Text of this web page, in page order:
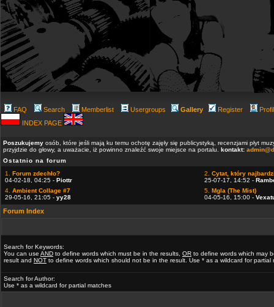
FAQ Search Memberlist Usergroups Gallery Register
INDEX PAGE
Poszukujemy osób, które jeśli mają ku temu ochotę zajęły się publicystyką, recenzjami płyt
przyjdzie do głowy, a uważacie, iż powinno znaleźć swoje miejsce na portalu. kontakt:
Ostatnio na forum
1. Forum zdechło?
04-02-18, 04:25 - Piottr
2. Cytat, który
25-07-17, 14:52 -
4. Ambient Collage #7
29-05-16, 21:05 - yy28
5. Mgla (The Mist)
04-05-16, 15:00 -
Forum Index
Search for Keywords:
You can use AND to define words which must be in the results, OR to define words which may
result and NOT to define words which should not be in the result. Use * as a wildcard for partial
Search for Author:
Use * as a wildcard for partial matches